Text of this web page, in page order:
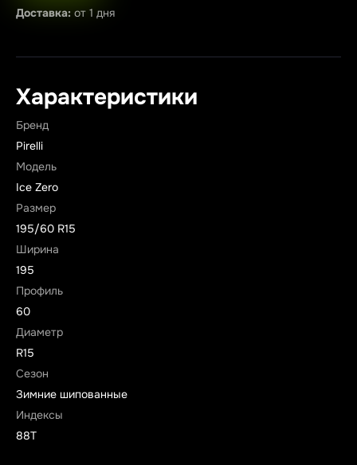
Доставка: от 1 дня
Характеристики
Бренд
Pirelli
Модель
Ice Zero
Размер
195/60 R15
Ширина
195
Профиль
60
Диаметр
R15
Сезон
Зимние шипованные
Индексы
88T